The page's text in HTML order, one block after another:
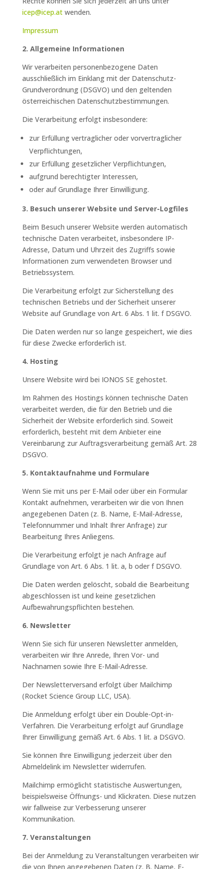
icep@icep.atwenden.
Impressum
2. Allgemeine Informationen
Wir verarbeiten personenbezogene Daten
ausschließlich im Einklang mit der Datenschutz-
Grundverordnung (DSGVO) und den geltenden
österreichischen Datenschutzbestimmungen.
Die Verarbeitung erfolgt insbesondere:
zur Erfüllung vertraglicher oder vorvertraglicher
Verpflichtungen,
zur Erfüllung gesetzlicher Verpflichtungen,
aufgrund berechtigter Interessen,
oder auf Grundlage Ihrer Einwilligung.
3. Besuch unserer Website und Server-Logfiles
Beim Besuch unserer Website werden automatisch
technische Daten verarbeitet, insbesondere IP-
Adresse, Datum und Uhrzeit des Zugriffs sowie
Informationen zum verwendeten Browser und
Betriebssystem.
Die Verarbeitung erfolgt zur Sicherstellung des
technischen Betriebs und der Sicherheit unserer
Website auf Grundlage von Art. 6 Abs. 1 lit. f DSGVO.
Die Daten werden nur so lange gespeichert, wie dies
für diese Zwecke erforderlich ist.
4. Hosting
Unsere Website wird bei IONOS SE gehostet.
Im Rahmen des Hostings können technische Daten
verarbeitet werden, die für den Betrieb und die
Sicherheit der Website erforderlich sind. Soweit
erforderlich, besteht mit dem Anbieter eine
Vereinbarung zur Auftragsverarbeitung gemäß Art. 28
DSGVO.
5. Kontaktaufnahme und Formulare
Wenn Sie mit uns per E-Mail oder über ein Formular
Kontakt aufnehmen, verarbeiten wir die von Ihnen
angegebenen Daten (z. B. Name, E-Mail-Adresse,
Telefonnummer und Inhalt Ihrer Anfrage) zur
Bearbeitung Ihres Anliegens.
Die Verarbeitung erfolgt je nach Anfrage auf
Grundlage von Art. 6 Abs. 1 lit. a, b oder f DSGVO.
Die Daten werden gelöscht, sobald die Bearbeitung
abgeschlossen ist und keine gesetzlichen
Aufbewahrungspflichten bestehen.
6. Newsletter
Wenn Sie sich für unseren Newsletter anmelden,
verarbeiten wir Ihre Anrede, Ihren Vor- und
Nachnamen sowie Ihre E-Mail-Adresse.
Der Newsletterversand erfolgt über Mailchimp
(Rocket Science Group LLC, USA).
Die Anmeldung erfolgt über ein Double-Opt-in-
Verfahren. Die Verarbeitung erfolgt auf Grundlage
Ihrer Einwilligung gemäß Art. 6 Abs. 1 lit. a DSGVO.
Sie können Ihre Einwilligung jederzeit über den
Abmeldelink im Newsletter widerrufen.
Mailchimp ermöglicht statistische Auswertungen,
beispielsweise Öffnungs- und Klickraten. Diese nutzen
wir fallweise zur Verbesserung unserer
Kommunikation.
7. Veranstaltungen
Bei der Anmeldung zu Veranstaltungen verarbeiten wir
die von Ihnen angegebenen Daten (z. B. Name, E-